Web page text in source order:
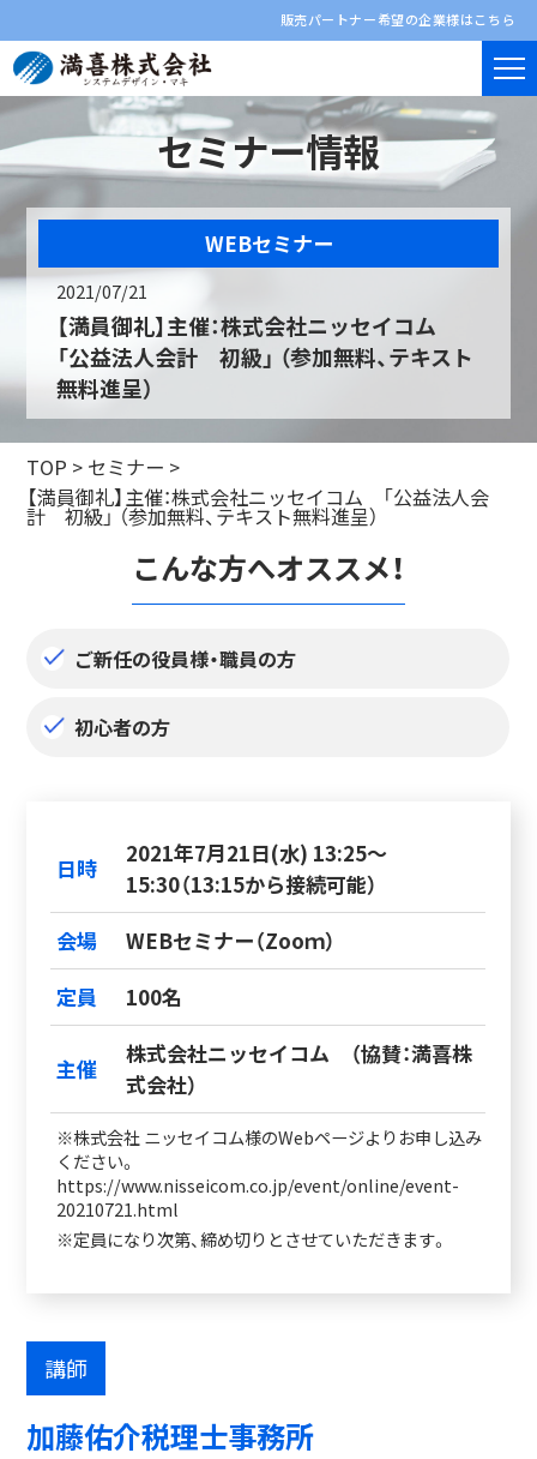
販売パートナー希望の企業様はこちら
セミナー情報
WEBセミナー
2021/07/21
【満員御礼】主催：株式会社ニッセイコム
「公益法人会計 初級」 （参加無料、テキスト
無料進呈）
TOP > セミナー >
【満員御礼】主催：株式会社ニッセイコム 「公益法人会
計 初級」 （参加無料、テキスト無料進呈）
こんな方へオススメ！
ご新任の役員様・職員の方
初心者の方
日時
2021年7月21日(水) 13:25～
15:30（13:15から接続可能）
会場
WEBセミナー（Zooｍ）
定員
100名
主催
株式会社ニッセイコム （協賛：満喜株
式会社）
※株式会社 ニッセイコム様のWebページよりお申し込み
ください。
https://www.nisseicom.co.jp/event/online/event-
20210721.html
※定員になり次第、締め切りとさせていただきます。
講師
加藤佑介税理士事務所